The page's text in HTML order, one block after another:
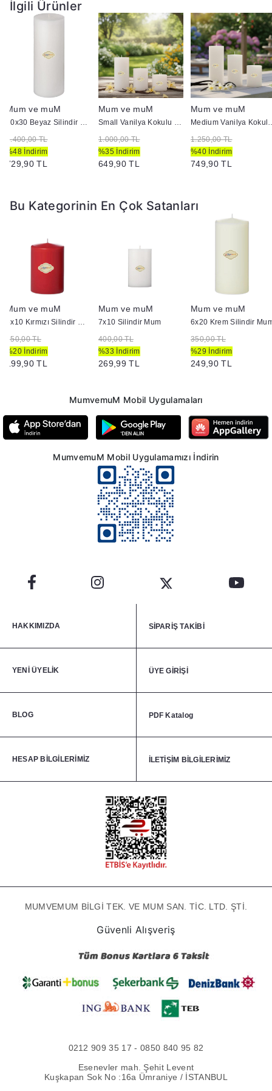
İlgili Ürünler
Mum ve muM
10x30 Beyaz Silindir Mum
1.400,00 TL
%48 İndirim
729,90 TL
Mum ve muM
Small Vanilya Kokulu Set Mum Çap 7 cm Beyaz
1.000,00 TL
%35 İndirim
649,90 TL
Mum ve muM
Medium Vanilya
1.250,00 TL
%40 İndirim
749,90 TL
Bu Kategorinin En Çok Satanları
Mum ve muM
6x10 Kırmızı Silindir Mum
250,00 TL
%20 İndirim
199,90 TL
Mum ve muM
7x10 Silindir Mum
400,00 TL
%33 İndirim
269,99 TL
Mum ve muM
6x20 Krem Silindir
350,00 TL
%29 İndirim
249,90 TL
MumvemuM Mobil Uygulamaları
MumvemuM Mobil Uygulamamızı İndirin
HAKKIMIZDA SİPARİŞ TAKİBİ
YENİ ÜYELİK ÜYE GİRİŞİ
BLOG PDF Katalog
HESAP BİLGİLERİMİZ İLETİŞİM BİLGİLERİMİZ
MUMVEMUM BİLGİ TEK. VE MUM SAN. TİC. LTD. ŞTİ.
Güvenli Alışveriş
0212 909 35 17 - 0850 840 95 82
Esenevler mah. Şehit Levent
Kuşkapan Sok No :16a Ümraniye / İSTANBUL